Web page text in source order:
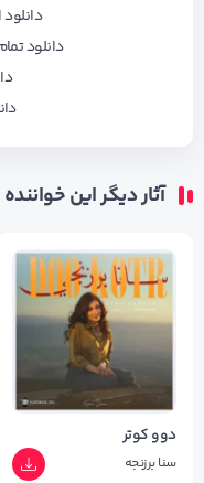
دانلود
آثار دیگر این خواننده
دوو کوتر
سنا برزنجه